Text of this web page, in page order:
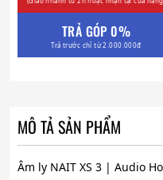
TRẢ GÓP 0%
Trả trước chỉ từ 2.000.000đ
MÔ TẢ SẢN PHẨM
Âm ly NAIT XS 3 | Audio